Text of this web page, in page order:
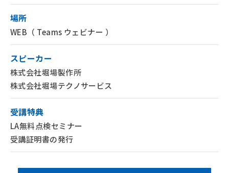
ニュース
場所
WEB（ Teams ウェビナー ）
スピーカー
株式会社堀場製作所
株式会社堀場テクノサービス
受講特典
LA無料点検セミナー
受講証明書の発行